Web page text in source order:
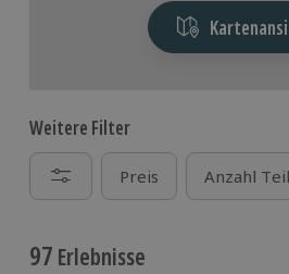
Weitere Filter
Preis Anzahl
97 Erlebnisse